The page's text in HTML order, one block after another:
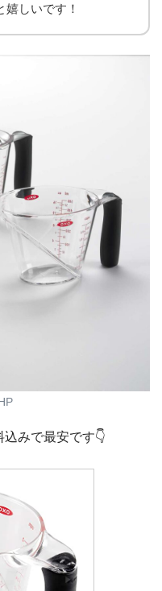
しいです！
みで最安です👇